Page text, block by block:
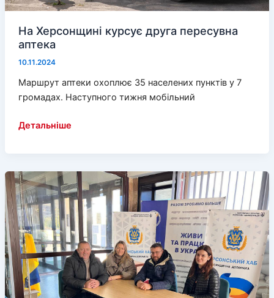
На Херсонщині курсує друга пересувна
аптека
10.11.2024
Маршрут аптеки охоплює 35 населених пунктів у 7
громадах. Наступного тижня мобільний
На
друга
пересувна
аптека
Детальніше